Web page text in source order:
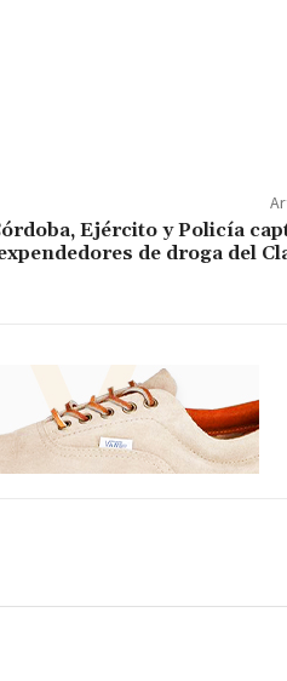
Ejército y Policía
de droga del